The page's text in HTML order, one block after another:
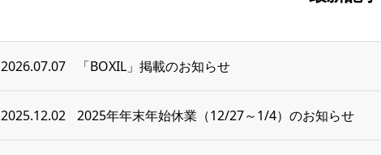
2026.07.07 「BOXIL」掲載のお知らせ
2025.12.02 2025年年末年始休業（12/27～1/4）のお知らせ